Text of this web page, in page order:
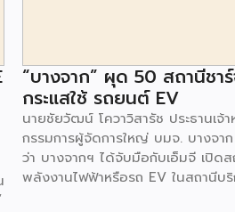
“บางจาก” ผุด 50 สถานีชา
กระแสใช้ รถยนต์ EV
นายชัยวัฒน์ โควาวิสารัช ประธานเจ้า
กรรมการผู้จัดการใหญ่ บมจ. บางจา
ว่า บางจากฯ ได้จับมือกับเอ็มจี เปิด
พลังงานไฟฟ้าหรือรถ EV ในสถานีบ